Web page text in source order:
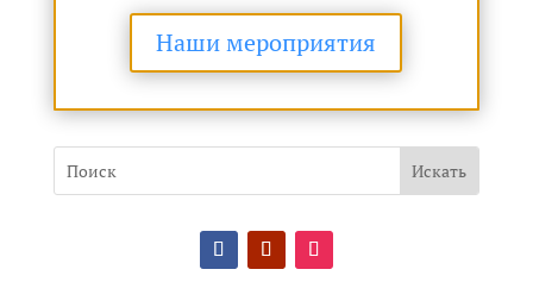
Наши мероприятия